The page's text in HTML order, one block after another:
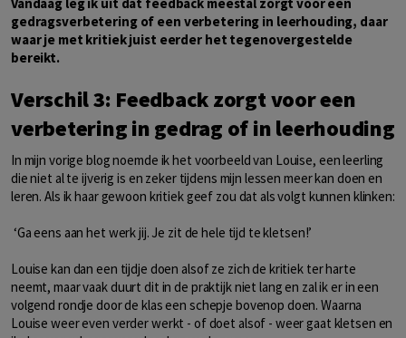
gedragsverbetering of een verbetering in leerhouding, daar
waar je met kritiek juist eerder het tegenovergestelde
bereikt.
Verschil 3: Feedback zorgt voor een
verbetering in gedrag of in leerhouding
In mijn vorige blog noemde ik het voorbeeld van Louise, een leerling
die niet al te ijverig is en zeker tijdens mijn lessen meer kan doen en
leren. Als ik haar gewoon kritiek geef zou dat als volgt kunnen klinken:
‘Ga eens aan het werk jij. Je zit de hele tijd te kletsen!’
Louise kan dan een tijdje doen alsof ze zich de kritiek ter harte
neemt, maar vaak duurt dit in de praktijk niet lang en zal ik er in een
volgend rondje door de klas een schepje bovenop doen. Waarna
Louise weer even verder werkt - of doet alsof - weer gaat kletsen en